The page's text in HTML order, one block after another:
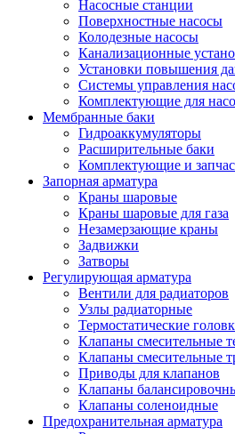
Насосные станции
Поверхностные насосы
Колодезные насосы
Канализационные
Установки повышения
Системы управления
Комплектующие для
Мембранные баки
Гидроаккумуляторы
Расширительные баки
Комплектующие и
Запорная арматура
Краны шаровые
Краны шаровые для газа
Незамерзающие краны
Задвижки
Затворы
Регулирующая арматура
Вентили для радиаторов
Узлы радиаторные
Термостатические
Клапаны смесительные
Клапаны смесительные
Приводы для клапанов
Клапаны
Клапаны соленоидные
Предохранительная арматура